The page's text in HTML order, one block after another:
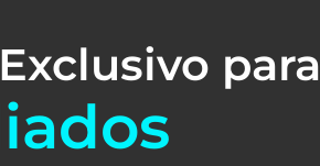
para